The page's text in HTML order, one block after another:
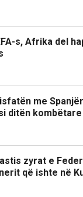
s, Afrika del
me
ditën
zyrat e
që ishte në